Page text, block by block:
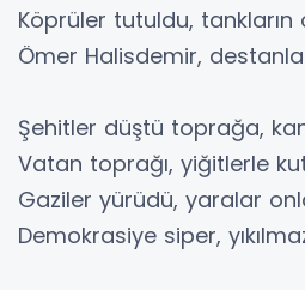
Köprüler tutuldu,
Ömer Halisdemir,
Şehitler düştü toprağa,
Vatan toprağı, yiğitlerle
Gaziler yürüdü, yaralar
Demokrasiye siper,